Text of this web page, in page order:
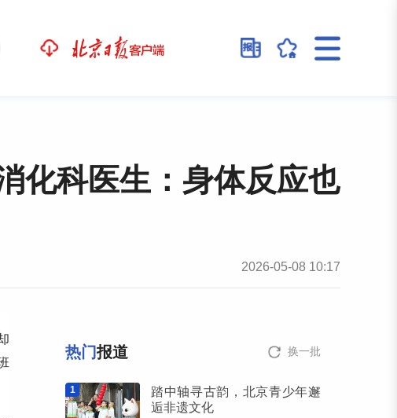
化科医生：身体反应也
2026-05-08 10:17
热门报道 换一批
1
踏中轴寻古韵，北京青少年邂
逅非遗文化